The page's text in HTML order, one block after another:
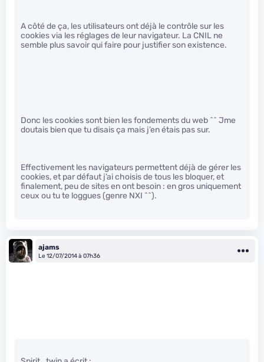
A côté de ça, les utilisateurs ont déjà le contrôle sur les
cookies via les réglages de leur navigateur. La CNIL ne
semble plus savoir qui faire pour justifier son existence.
Donc les cookies sont bien les fondements du web ^^ Jme
doutais bien que tu disais ça mais j’en étais pas sur.
Effectivement les navigateurs permettent déjà de gérer les
cookies, et par défaut j’ai choisis de tous les bloquer, et
finalement, peu de sites en ont besoin : en gros uniquement
ceux ou tu te loggues (genre NXI ^^).
ajams
Le 12/07/2014 à 07h36